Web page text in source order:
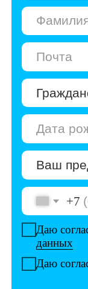
Даю
Даю